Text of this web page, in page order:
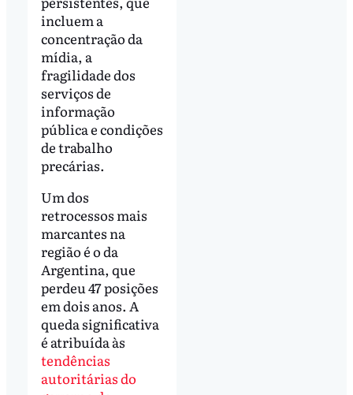
incluem a
concentração da
mídia, a
fragilidade dos
serviços de
informação
pública e condições
de trabalho
precárias.
Um dos
retrocessos mais
marcantes na
região é o da
Argentina, que
perdeu 47 posições
em dois anos. A
queda significativa
é atribuída às
tendências
autoritárias do